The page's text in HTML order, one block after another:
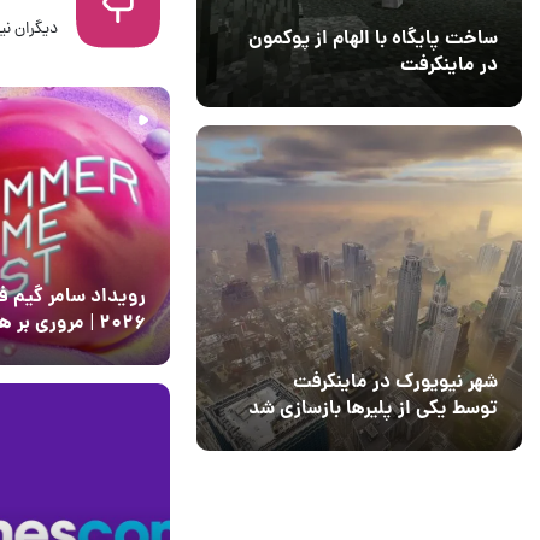
ساخت پایگاه با الهام از پوکمون
در ماینکرفت
شهر نیویورک در ماینکرفت
توسط یکی از پلیرها بازسازی شد
دیگران
رویداد سامر
۲۰۲۶ | مروری
انگیزترین بازی ها
۰ 08 مرداد 1404